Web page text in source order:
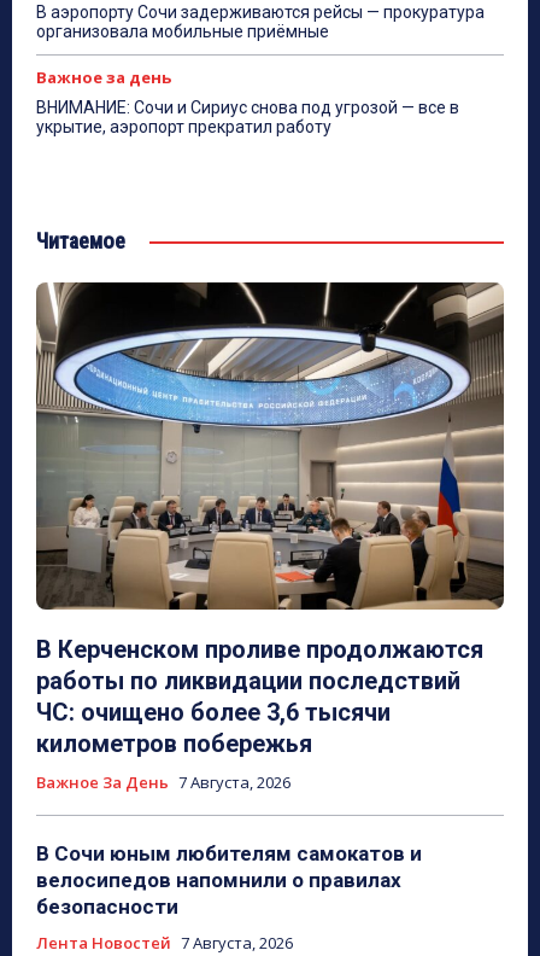
В аэропорту Сочи задерживаются рейсы — прокуратура
организовала мобильные приёмные
Важное за день
ВНИМАНИЕ: Сочи и Сириус снова под угрозой — все в
укрытие, аэропорт прекратил работу
Читаемое
В Керченском проливе продолжаются
работы по ликвидации последствий
ЧС: очищено более 3,6 тысячи
километров побережья
Важное За День 7 Августа, 2026
В Сочи юным любителям самокатов и
велосипедов напомнили о правилах
безопасности
Лента Новостей 7 Августа, 2026